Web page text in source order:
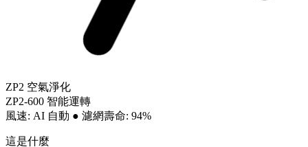
ZP2 空氣淨化
ZP2-600 智能運轉
風速: AI 自動 ● 濾網壽命: 94%
這是什麼